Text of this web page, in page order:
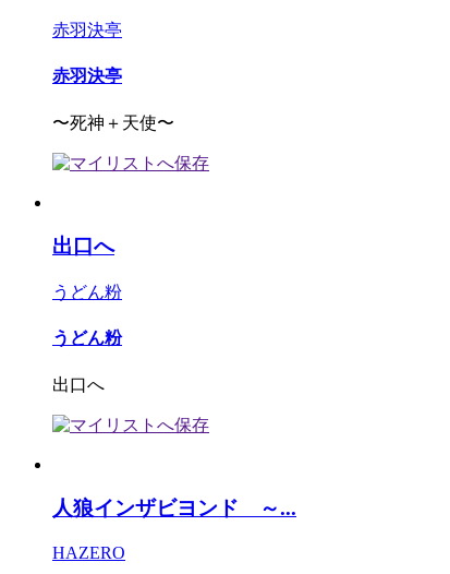
赤羽決亭
赤羽決亭
〜死神＋天使〜
出口へ
うどん粉
うどん粉
出口へ
人狼インザビヨンド ～...
HAZERO